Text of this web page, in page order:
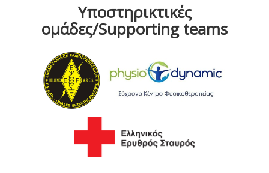
Υποστηρικτικές
ομάδες/Supporting teams